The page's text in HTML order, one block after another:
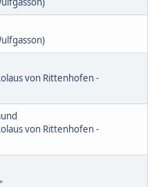
von Rittenhofen -
von Rittenhofen -